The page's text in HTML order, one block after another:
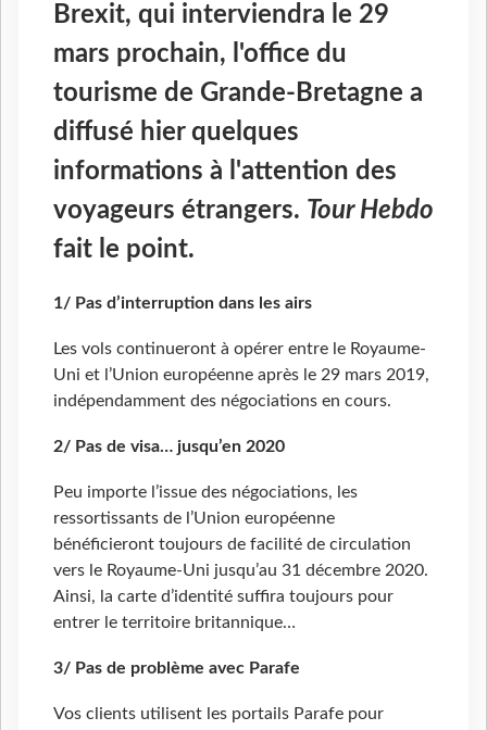
Brexit, qui interviendra le 29
mars prochain, l'office du
tourisme de Grande-Bretagne a
diffusé hier quelques
informations à l'attention des
voyageurs étrangers. Tour Hebdo
fait le point.
1/ Pas d’interruption dans les airs
Les vols continueront à opérer entre le Royaume-
Uni et l’Union européenne après le 29 mars 2019,
indépendamment des négociations en cours.
2/ Pas de visa… jusqu’en 2020
Peu importe l’issue des négociations, les
ressortissants de l’Union européenne
bénéficieront toujours de facilité de circulation
vers le Royaume-Uni jusqu’au 31 décembre 2020.
Ainsi, la carte d’identité suffira toujours pour
entrer le territoire britannique…
3/ Pas de problème avec Parafe
Vos clients utilisent les portails Parafe pour